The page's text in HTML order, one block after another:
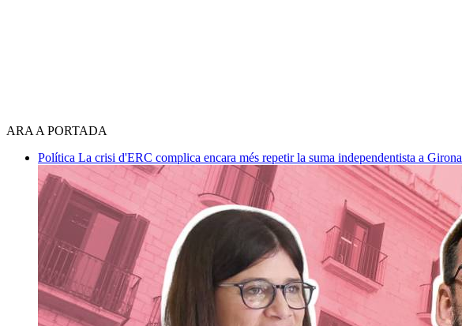
ARA A PORTADA
Política La crisi d'ERC complica encara més repetir la suma independentista a Girona